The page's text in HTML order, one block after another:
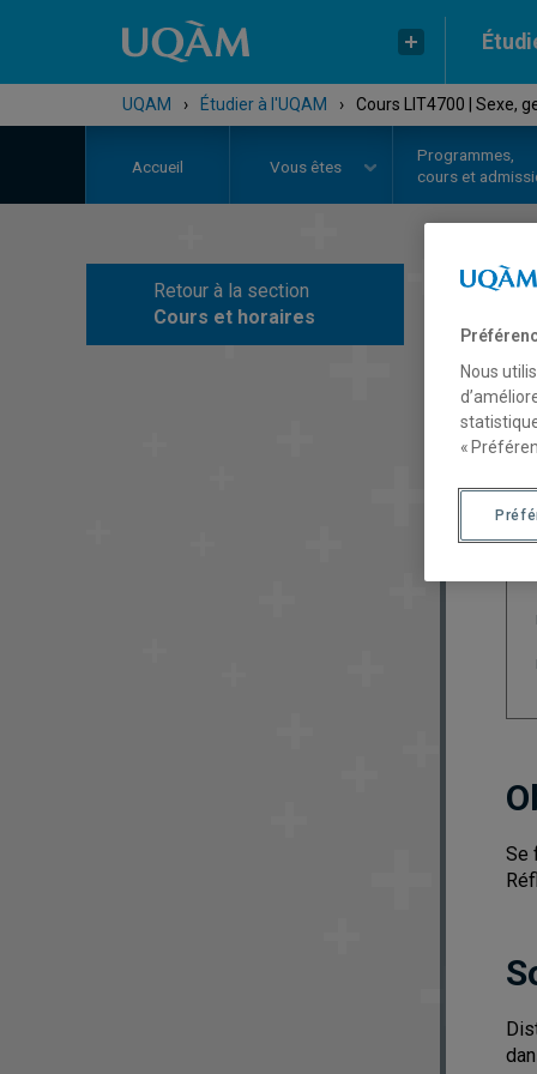
UQAM › Étudier à l'UQAM › Cours LIT4700 | Sexe,
Accueil Vous êtes
Programmes,
cours et
Retour à la section
Cours et horaires
Se
Nous
«